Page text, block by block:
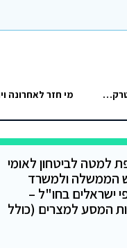
הולך לסיני פעם ראשונה, מתכנן ללכת למלון, איפה הייתם ממליצים? בנוסף אטרקציות שהייתם ממליצים ומקומות לטייל בהם, כל מה שאתם חושבים… מי חזר לאחרונה
למטה לביטחון לאומי
הממשלה ולמשרד
ישראלים בחו"ל –
המסע למצרים (כולל